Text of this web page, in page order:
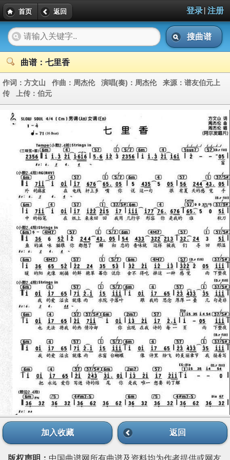
首页 返回 登录| 注册
搜曲谱
曲谱：七里香
作词： 方文山 作曲： 周杰伦 演唱(奏)： 周杰伦 来源： 谱友伯元上
传 上传： 伯元
加入收藏 返回
版权声明： 中国曲谱网所有曲谱及资料均为作者提供或网友